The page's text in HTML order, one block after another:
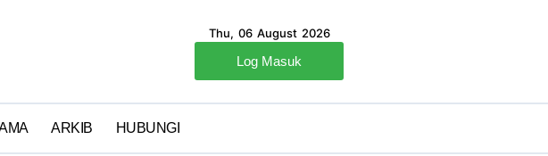
Log Masuk
Thu, 06 August 2026
ARKIB HUBUNGI